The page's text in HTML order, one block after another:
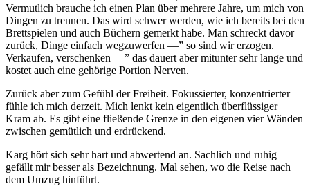
Vermutlich brauche ich einen Plan über mehrere Jahre, um mich von
Dingen zu trennen. Das wird schwer werden, wie ich bereits bei den
Brettspielen und auch Büchern gemerkt habe. Man schreckt davor
zurück, Dinge einfach wegzuwerfen —” so sind wir erzogen.
Verkaufen, verschenken —” das dauert aber mitunter sehr lange und
kostet auch eine gehörige Portion Nerven.
Zurück aber zum Gefühl der Freiheit. Fokussierter, konzentrierter
fühle ich mich derzeit. Mich lenkt kein eigentlich überflüssiger
Kram ab. Es gibt eine fließende Grenze in den eigenen vier Wänden
zwischen gemütlich und erdrückend.
Karg hört sich sehr hart und abwertend an. Sachlich und ruhig
gefällt mir besser als Bezeichnung. Mal sehen, wo die Reise nach
dem Umzug hinführt.